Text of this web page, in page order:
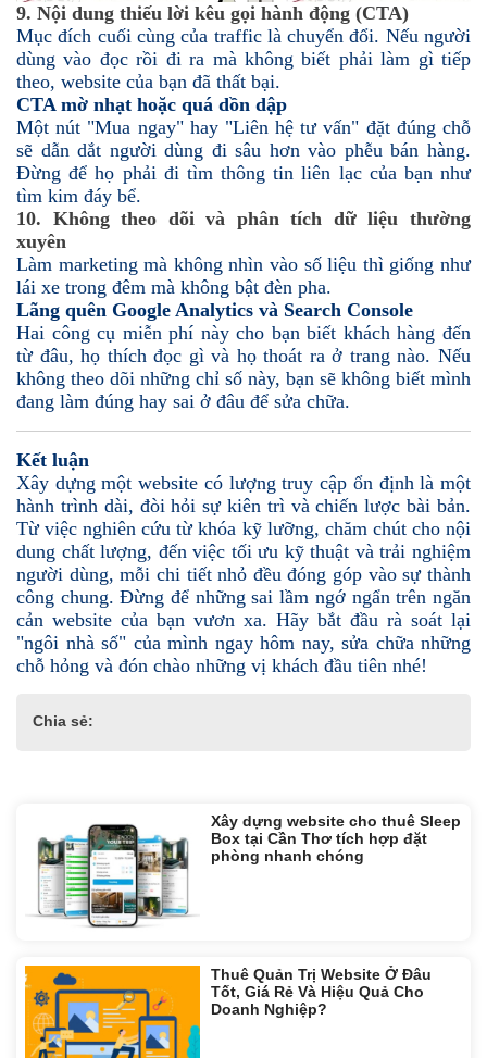
9. Nội dung thiếu lời kêu gọi hành động (CTA)
Mục đích cuối cùng của traffic là chuyển đổi. Nếu người
dùng vào đọc rồi đi ra mà không biết phải làm gì tiếp
theo, website của bạn đã thất bại.
CTA mờ nhạt hoặc quá dồn dập
Một nút "Mua ngay" hay "Liên hệ tư vấn" đặt đúng chỗ
sẽ dẫn dắt người dùng đi sâu hơn vào phễu bán hàng.
Đừng để họ phải đi tìm thông tin liên lạc của bạn như
tìm kim đáy bể.
10. Không theo dõi và phân tích dữ liệu thường
xuyên
Làm marketing mà không nhìn vào số liệu thì giống như
lái xe trong đêm mà không bật đèn pha.
Lãng quên Google Analytics và Search Console
Hai công cụ miễn phí này cho bạn biết khách hàng đến
từ đâu, họ thích đọc gì và họ thoát ra ở trang nào. Nếu
không theo dõi những chỉ số này, bạn sẽ không biết mình
đang làm đúng hay sai ở đâu để sửa chữa.
Kết luận
Xây dựng một website có lượng truy cập ổn định là một
hành trình dài, đòi hỏi sự kiên trì và chiến lược bài bản.
Từ việc nghiên cứu từ khóa kỹ lưỡng, chăm chút cho nội
dung chất lượng, đến việc tối ưu kỹ thuật và trải nghiệm
người dùng, mỗi chi tiết nhỏ đều đóng góp vào sự thành
công chung. Đừng để những sai lầm ngớ ngẩn trên ngăn
cản website của bạn vươn xa. Hãy bắt đầu rà soát lại
"ngôi nhà số" của mình ngay hôm nay, sửa chữa những
chỗ hỏng và đón chào những vị khách đầu tiên nhé!
Chia sẻ:
Xây dựng website cho thuê Sleep
Box tại Cần Thơ tích hợp đặt
phòng nhanh chóng
Thuê Quản Trị Website Ở Đâu
Tốt, Giá Rẻ Và Hiệu Quả Cho
Doanh Nghiệp?